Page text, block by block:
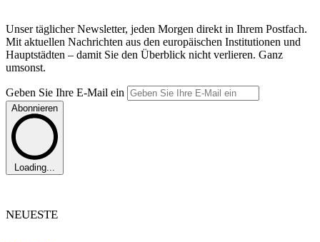
Unser täglicher Newsletter, jeden Morgen direkt in Ihrem Postfach.
Mit aktuellen Nachrichten aus den europäischen Institutionen und
Hauptstädten – damit Sie den Überblick nicht verlieren. Ganz
umsonst.
Geben Sie Ihre E-Mail ein
Abonnieren
Loading...
NEUESTE